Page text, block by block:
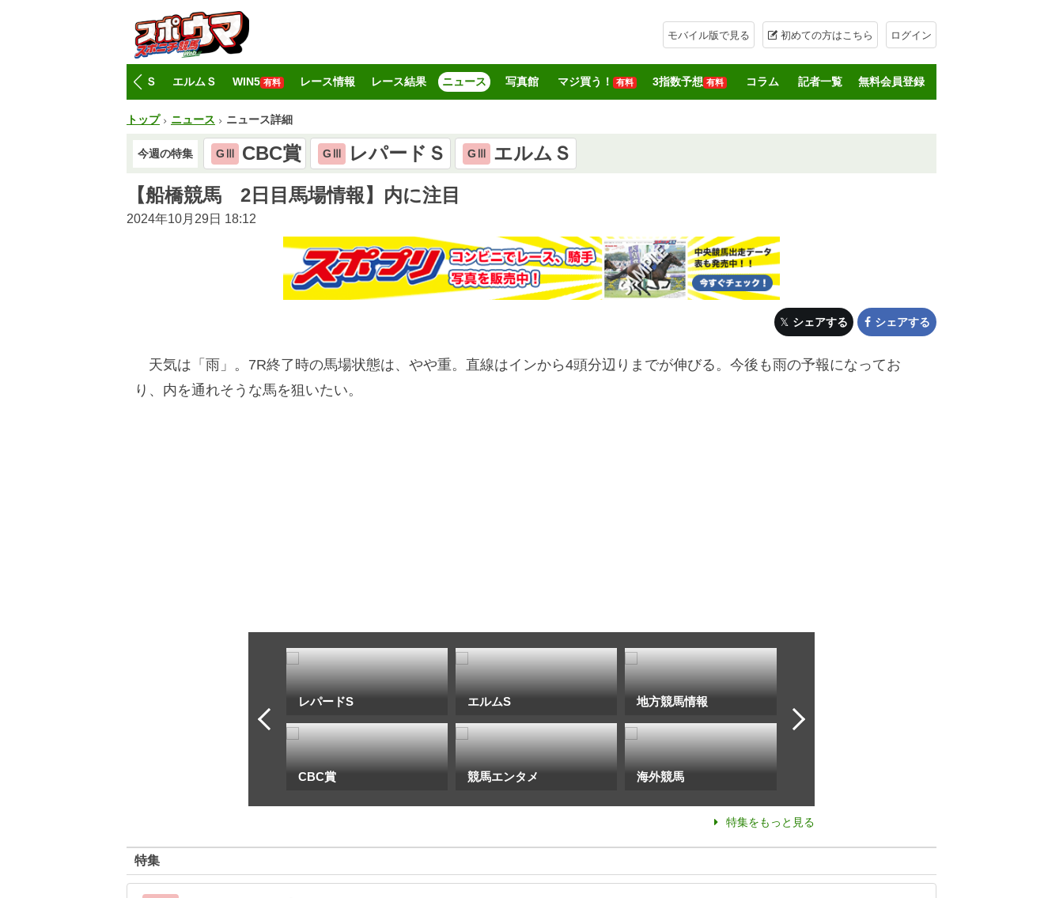
モバイル版で見る 初めての方はこちら ログイン
レパードＳ エルムＳ WIN5 有料 レース情報 レース結果 ニュース 写真館 マジ買う！ 有料 3指数予想 有料 コラム 記者一覧 無料会員登録
トップ ニュース ニュース詳細
今週の特集 GⅢ CBC賞 GⅢ レパードＳ GⅢ
エルムＳ
【船橋競馬 2日目馬場情報】内に注目
2024年10月29日 18:12
シェアする シェアする
天気は「雨」。7R終了時の馬場状態は、やや重。直線はインから4頭分辺りまでが伸びる。今後も雨の予報になってお
り、内を通れそうな馬を狙いたい。
レパードS
CBC賞
エルムS
競馬エンタメ
地方競馬情報
海外競馬
特集をもっと見る
特集